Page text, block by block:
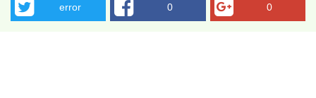
error 0 0